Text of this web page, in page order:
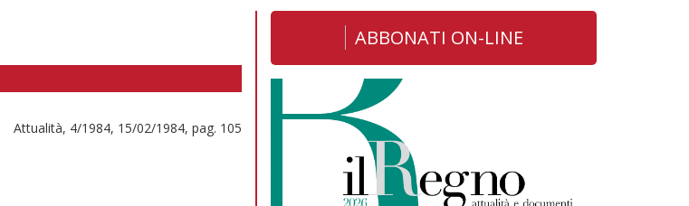
Attualità, 4/1984, 15/02/1984, pag. 105
ABBONATI ON-LINE